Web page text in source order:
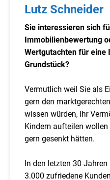
Lutz Schneider
Sie interessieren sich
Immobilienbewertung
Wertgutachten für eine
Grundstück?
Vermutlich weil Sie als
gern den
wissen würden, Ihr
Kindern aufteilen
gern gesenkt hätten.
In den letzten 30
3.000 zufriedene